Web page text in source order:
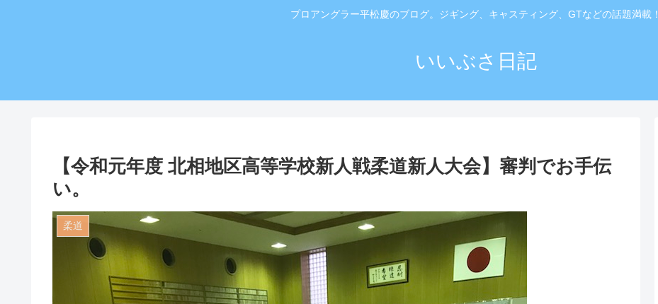
プロアングラー平松慶のブログ。ジギング、キャスティング、GTなどの話題満載！
いいぶさ日記
【令和元年度 北相地区高等学校新人戦柔道新人大会】審判でお手伝
い。
柔道